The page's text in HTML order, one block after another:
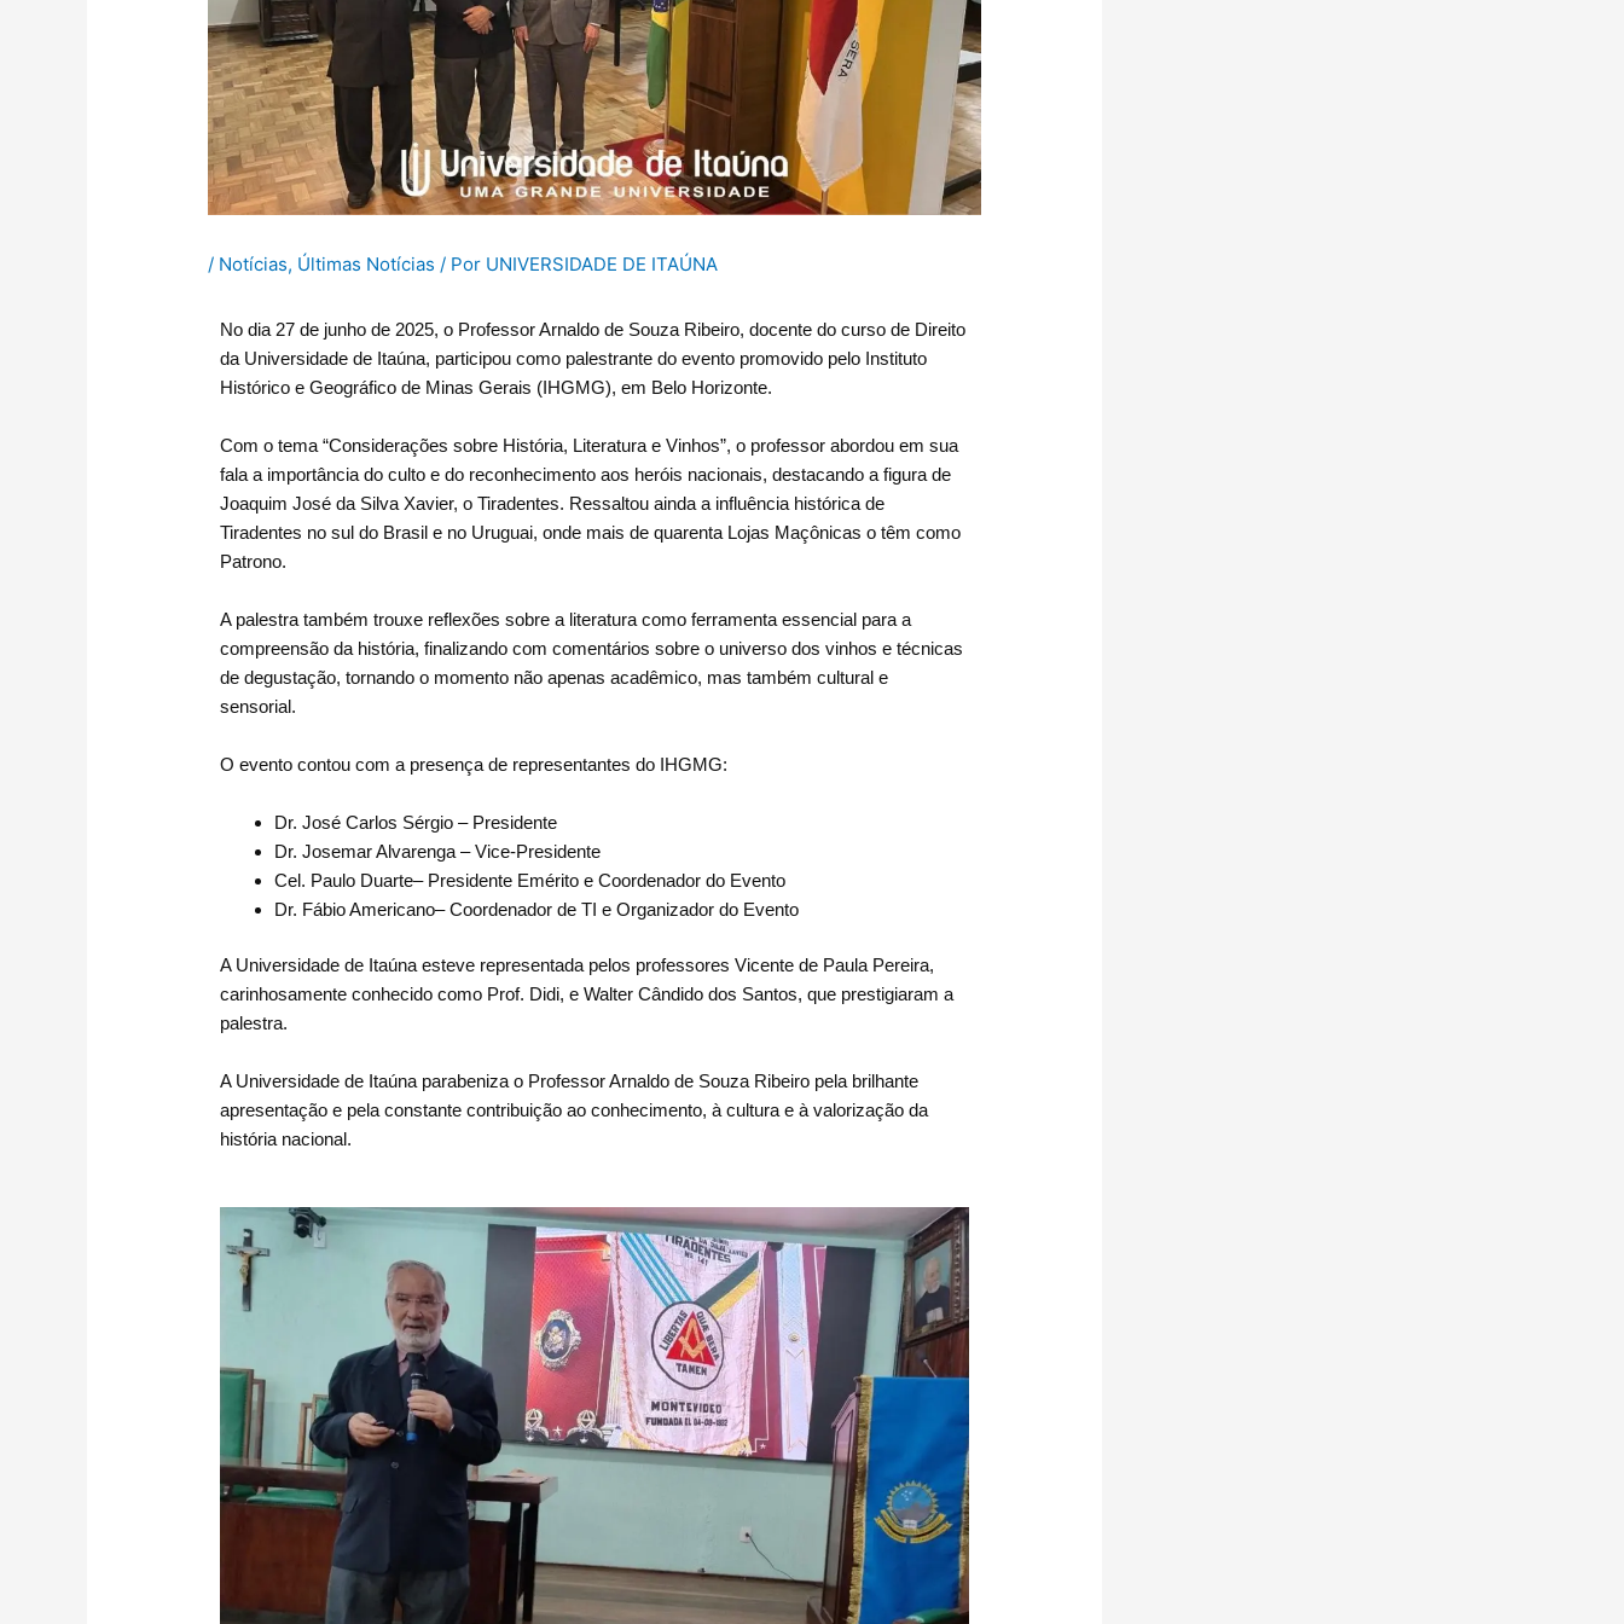
/ Notícias, Últimas Notícias / Por UNIVERSIDADE DE ITAÚNA
No dia 27 de junho de 2025, o Professor Arnaldo de Souza Ribeiro, docente do curso de Direito
da Universidade de Itaúna, participou como palestrante do evento promovido pelo Instituto
Histórico e Geográfico de Minas Gerais (IHGMG), em Belo Horizonte.
Com o tema “Considerações sobre História, Literatura e Vinhos”, o professor abordou em sua
fala a importância do culto e do reconhecimento aos heróis nacionais, destacando a figura de
Joaquim José da Silva Xavier, o Tiradentes. Ressaltou ainda a influência histórica de
Tiradentes no sul do Brasil e no Uruguai, onde mais de quarenta Lojas Maçônicas o têm como
Patrono.
A palestra também trouxe reflexões sobre a literatura como ferramenta essencial para a
compreensão da história, finalizando com comentários sobre o universo dos vinhos e técnicas
de degustação, tornando o momento não apenas acadêmico, mas também cultural e
sensorial.
O evento contou com a presença de representantes do IHGMG:
Dr. José Carlos Sérgio – Presidente
Dr. Josemar Alvarenga – Vice-Presidente
Cel. Paulo Duarte– Presidente Emérito e Coordenador do Evento
Dr. Fábio Americano– Coordenador de TI e Organizador do Evento
A Universidade de Itaúna esteve representada pelos professores Vicente de Paula Pereira,
carinhosamente conhecido como Prof. Didi, e Walter Cândido dos Santos, que prestigiaram a
palestra.
A Universidade de Itaúna parabeniza o Professor Arnaldo de Souza Ribeiro pela brilhante
apresentação e pela constante contribuição ao conhecimento, à cultura e à valorização da
história nacional.